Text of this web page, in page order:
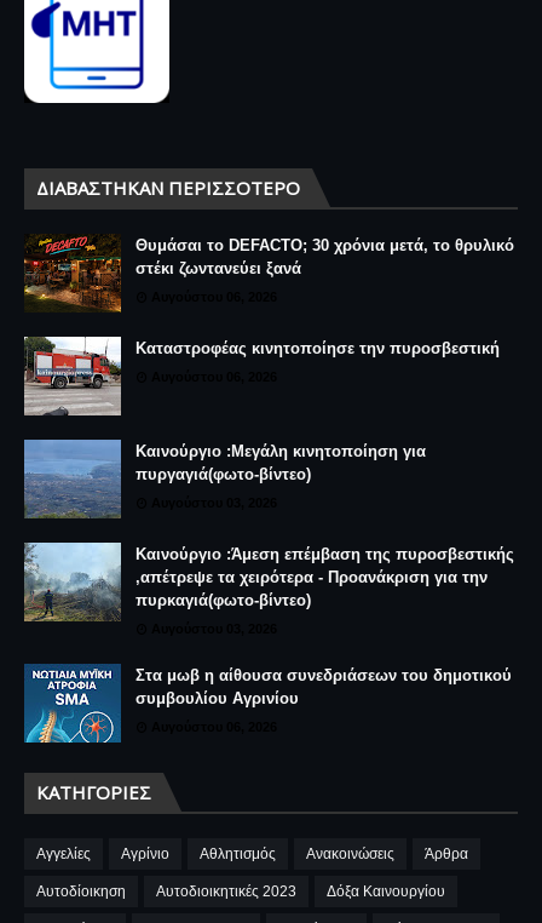
ΔΙΑΒΆΣΤΗΚΑΝ ΠΕΡΙΣΣΌΤΕΡΟ
Θυμάσαι το DEFACTO; 30 χρόνια μετά, το θρυλικό
στέκι ζωντανεύει ξανά
Καταστροφέας κινητοποίησε την πυροσβεστική
Καινούργιο :Μεγάλη κινητοποίηση για
πυργαγιά(φωτο-βίντεο)
Καινούργιο :Άμεση επέμβαση της πυροσβεστικής
,απέτρεψε τα χειρότερα - Προανάκριση για την
πυρκαγιά(φωτο-βίντεο)
Στα μωβ η αίθουσα συνεδριάσεων του δημοτικού
συμβουλίου Αγρινίου
ΚΑΤΗΓΟΡΊΕΣ
Αγγελίες Αγρίνιο Αθλητισμός Ανακοινώσεις Άρθρα
Αυτοδίοικηση Αυτοδιοικητικές 2023 Δόξα Καινουργίου